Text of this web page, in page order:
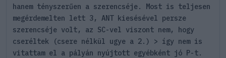
hanem tényszerűen a szerencséje. Most is teljesen
megérdemelten lett 3, ANT kiesésével persze
szerencséje volt, az SC-vel viszont nem, hogy
cseréltek (csere nélkül ugye a 2.) > így nem is
vitattam el a pályán nyújtott egyébként jó P-t.